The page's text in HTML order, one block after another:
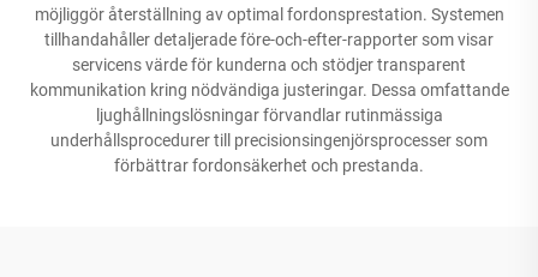
möjliggör återställning av optimal fordonsprestation. Systemen
tillhandahåller detaljerade före-och-efter-rapporter som visar
servicens värde för kunderna och stödjer transparent
kommunikation kring nödvändiga justeringar. Dessa omfattande
ljughållningslösningar förvandlar rutinmässiga
underhållsprocedurer till precisionsingenjörsprocesser som
förbättrar fordonsäkerhet och prestanda.